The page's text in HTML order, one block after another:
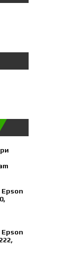
Epson
Epson